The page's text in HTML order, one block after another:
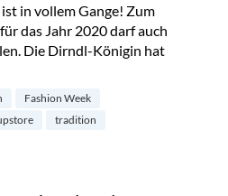
in vollem Gange! Zum
das Jahr 2020 darf auch
Die Dirndl-Königin hat
Pop Up Store Berlin“
Fashion Week
tradition